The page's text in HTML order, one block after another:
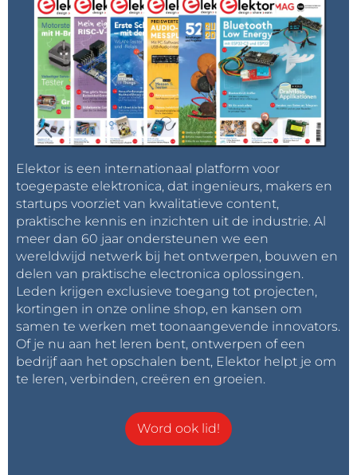
Elektor is een internationaal platform voor
toegepaste elektronica, dat ingenieurs, makers en
startups voorziet van kwalitatieve content,
praktische kennis en inzichten uit de industrie. Al
meer dan 60 jaar ondersteunen we een
wereldwijd netwerk bij het ontwerpen, bouwen en
delen van praktische electronica oplossingen.
Leden krijgen exclusieve toegang tot projecten,
kortingen in onze online shop, en kansen om
samen te werken met toonaangevende innovators.
Of je nu aan het leren bent, ontwerpen of een
bedrijf aan het opschalen bent, Elektor helpt je om
te leren, verbinden, creëren en groeien.
Word ook lid!